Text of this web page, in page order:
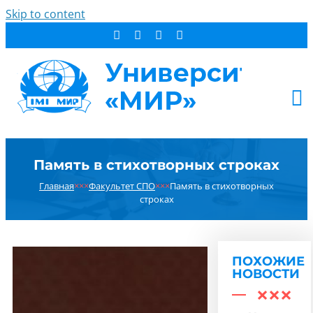
Skip to content
СТУДЕНТУ
ДОПОБРАЗОВАНИЕ
Память в стихотворных строках
Главная×××Факультет СПО×××Память в стихотворных
строках
ПОХОЖИЕ
НОВОСТИ